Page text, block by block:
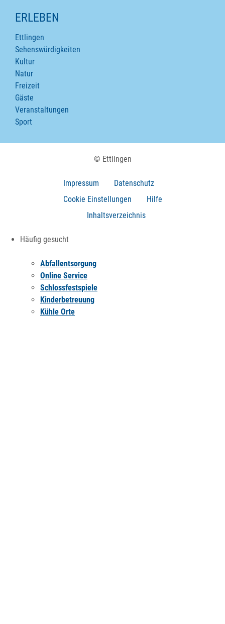
ERLEBEN
Ettlingen
Sehenswürdigkeiten
Kultur
Natur
Freizeit
Gäste
Veranstaltungen
Sport
© Ettlingen
Impressum
Datenschutz
Cookie Einstellungen
Hilfe
Inhaltsverzeichnis
Häufig gesucht
Abfallentsorgung
Online Service
Schlossfestspiele
Kinderbetreuung
Kühle Orte